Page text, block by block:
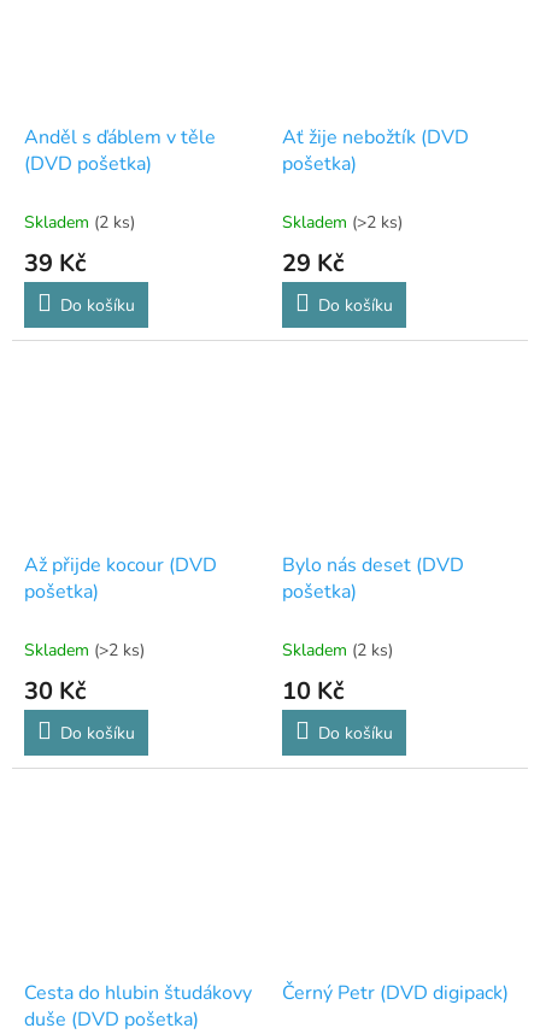
Anděl s ďáblem v těle
(DVD pošetka)
Skladem (2 ks)
39 Kč
Do košíku
Ať žije nebožtík (DVD
pošetka)
Skladem (>2 ks)
29 Kč
Do košíku
Až přijde kocour (DVD
pošetka)
Skladem (>2 ks)
30 Kč
Do košíku
Bylo nás deset (DVD
pošetka)
Skladem (2 ks)
10 Kč
Do košíku
Cesta do hlubin študákovy
duše (DVD pošetka)
Černý Petr (DVD digipack)